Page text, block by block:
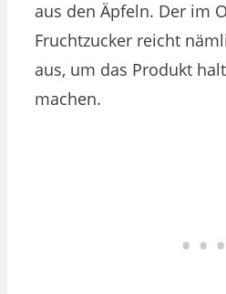
aus den Äpfeln. Der im
Fruchtzucker reicht
aus, um das Produkt
machen.